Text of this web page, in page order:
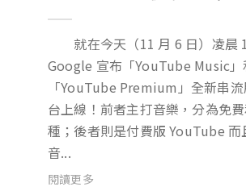
就在今天（11 月 6 日）凌晨 1
Google 宣布「YouTube Music」
「YouTube Premium」全新串
台上線！前者主打音樂，分為免
種；後者則是付費版 YouTube 而
音...
閱讀更多